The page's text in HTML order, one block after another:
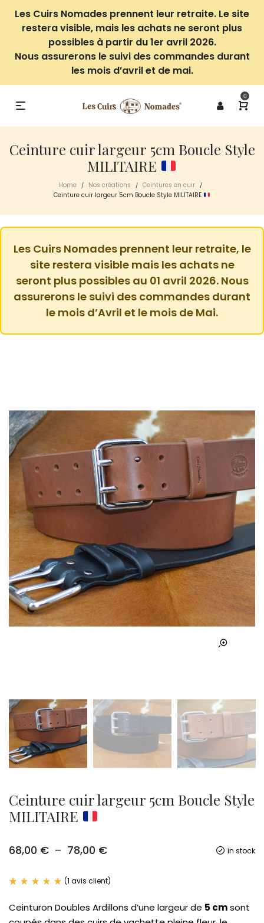
Les Cuirs Nomades prennent leur retraite. Le site
restera visible, mais les achats ne seront plus
possibles à partir du 1er avril 2026.
Nous assurerons le suivi des commandes durant
les mois d’avril et de mai.
0
Ceinture cuir largeur 5cm Boucle Style
MILITAIRE
Home / Nos créations / Ceintures en cuir /
Ceinture cuir largeur 5cm Boucle Style MILITAIRE
Les Cuirs Nomades prennent leur retraite, le
site restera visible mais les achats ne
seront plus possibles au 01 avril 2026. Nous
assurerons le suivi des commandes durant
le mois d’Avril et le mois de Mai.
Ceinture cuir largeur 5cm Boucle Style
MILITAIRE
in stock
68,00 € – 78,00 €Plage
68,00 €
78,00 €
sur 5
(1 avis client)
Ceinturon Doubles Ardillons d’une largeur de 5 cmsont